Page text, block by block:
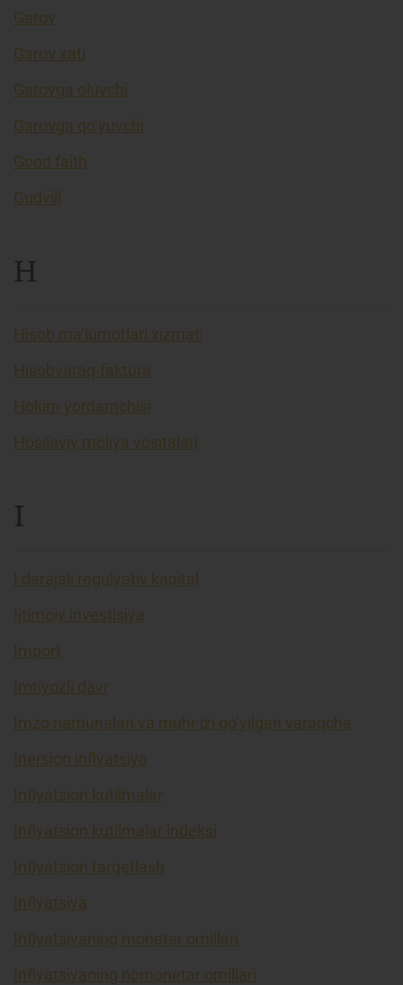
Garov
Garov xati
Garovga oluvchi
Garovga qo’yuvchi
Good faith
Gudvill
H
Hisob ma’lumotlari xizmati
Hisobvaraq-faktura
Hokim yordamchisi
Hosilaviy moliya vositalari
I
I darajali regulyativ kapital
Ijtimoiy investisiya
Import
Imtiyozli davr
Imzo namunalari va muhr izi qo’yilgan varaqcha
Inersion inflyatsiya
Inflyatsion kutilmalar
Inflyatsion kutilmalar indeksi
Inflyatsion targetlash
Inflyatsiya
Inflyatsiyaning monetar omillari
Inflyatsiyaning nomonetar omillari